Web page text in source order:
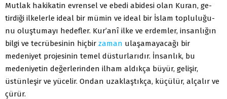
Mutlak hakikatin evrensel ve ebedi abidesi olan Kuran, ge-
tirdiği ilkelerle ideal bir mümin ve ideal bir İslam topluluğu-
nu oluştumayı hedefler. Kur’anî ilke ve erdemler, insanlığın
bilgi ve tecrübesinin hiçbir zaman ulaşamayacağı bir
medeniyet projesinin temel düsturlarıdır. İnsanlık, bu
medeniyetin değerlerinden ilham aldıkça büyür, gelişir,
üstünleşir ve yücelir. Ondan uzaklaştıkça, küçülür, alçalır ve
çürür.